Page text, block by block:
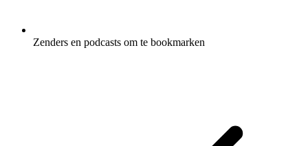
Zenders en podcasts om te bookmarken